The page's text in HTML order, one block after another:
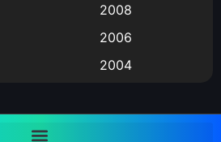
2008
2006
2004
2000